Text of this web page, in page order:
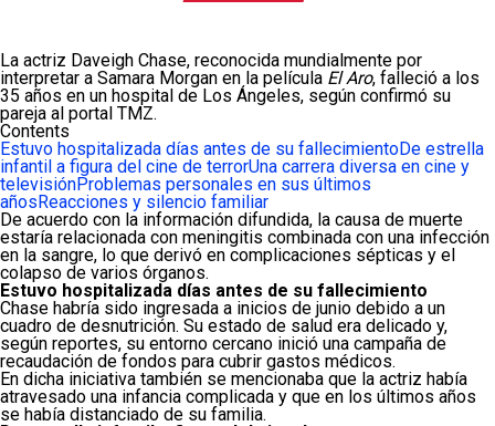
La actriz Daveigh Chase, reconocida mundialmente por
interpretar a Samara Morgan en la película El Aro, falleció a los
35 años en un hospital de Los Ángeles, según confirmó su
pareja al portal TMZ.
Contents
Estuvo hospitalizada días antes de su fallecimientoDe estrella
infantil a figura del cine de terrorUna carrera diversa en cine y
televisiónProblemas personales en sus últimos
añosReacciones y silencio familiar
De acuerdo con la información difundida, la causa de muerte
estaría relacionada con meningitis combinada con una infección
en la sangre, lo que derivó en complicaciones sépticas y el
colapso de varios órganos.
Estuvo hospitalizada días antes de su fallecimiento
Chase habría sido ingresada a inicios de junio debido a un
cuadro de desnutrición. Su estado de salud era delicado y,
según reportes, su entorno cercano inició una campaña de
recaudación de fondos para cubrir gastos médicos.
En dicha iniciativa también se mencionaba que la actriz había
atravesado una infancia complicada y que en los últimos años
se había distanciado de su familia.